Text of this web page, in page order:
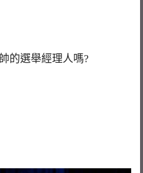
的選舉經理人嗎?